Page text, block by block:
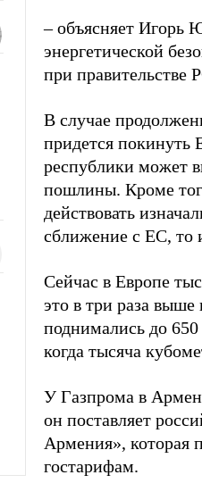
– объясняет Игорь
энергетической
при правительстве
В случае
придется покинуть
республики может
пошлины. Кроме
действовать
сближение с ЕС, то
Сейчас в Европе
это в три раза
поднимались до
когда тысяча
У Газпрома в
он поставляет
Армения», которая
гостарифам.